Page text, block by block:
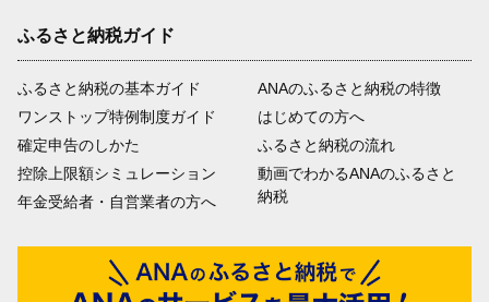
ふるさと納税ガイド
ふるさと納税の基本ガイド
ワンストップ特例制度ガイド
確定申告のしかた
控除上限額シミュレーション
年金受給者・自営業者の方へ
ANAのふるさと納税の特徴
はじめての方へ
ふるさと納税の流れ
動画でわかるANAのふるさと
納税